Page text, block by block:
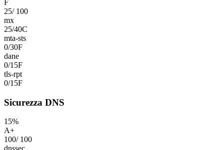
F
25/ 100
mx
25/40C
mta-sts
0/30F
dane
0/15F
tls-rpt
0/15F
Sicurezza DNS
15%
A+
100/ 100